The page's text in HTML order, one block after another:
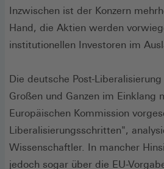
Inzwischen ist der Konzern
Hand, die Aktien werden
institutionellen Investoren im
Die deutsche Post-
Großen und Ganzen im Einklang
Europäischen Kommission
Liberalisierungsschritten",
Wissenschaftler. In mancher
jedoch sogar über die EU-